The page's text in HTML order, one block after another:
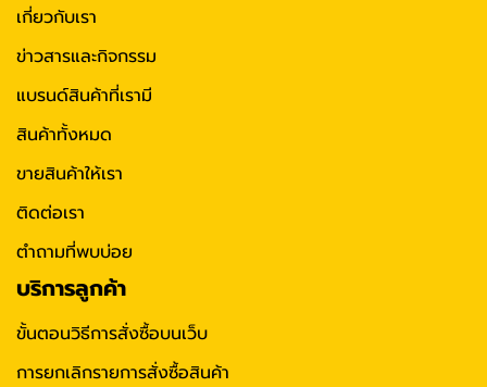
เกี่ยวกับเรา
ข่าวสารและกิจกรรม
แบรนด์สินค้าที่เรามี
สินค้าทั้งหมด
ขายสินค้าให้เรา
ติดต่อเรา
ตำถามที่พบบ่อย
บริการลูกค้า
ขั้นตอนวิธีการสั่งซื้อบนเว็บ
การยกเลิกรายการสั่งซื้อสินค้า